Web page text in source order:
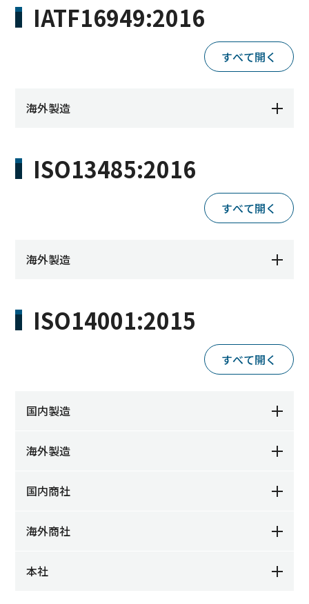
IATF16949:2016
すべて開く
海外製造
ISO13485:2016
すべて開く
海外製造
ISO14001:2015
すべて開く
国内製造
海外製造
国内商社
海外商社
本社